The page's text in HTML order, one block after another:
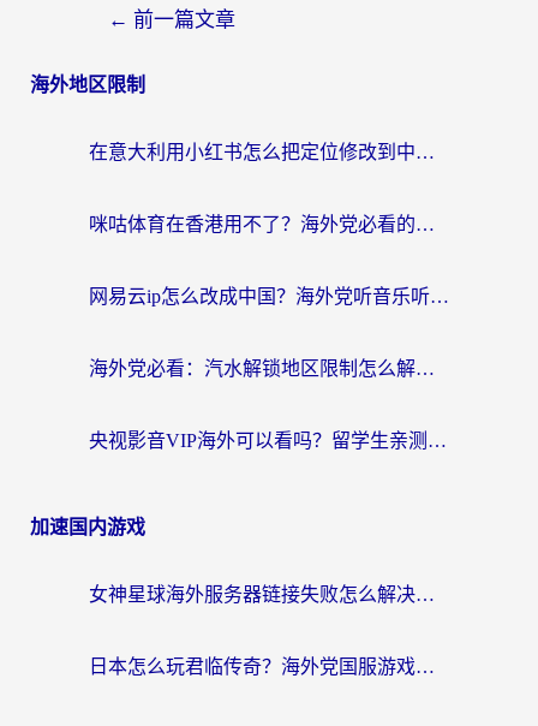
← 前一篇文章
海外地区限制
在意大利用小红书怎么把定位修改到中国国内？3个实用技巧+1个靠谱工具帮你搞定
咪咕体育在香港用不了？海外党必看的回国加速器选择指南（附3个真实场景解决方案）
网易云ip怎么改成中国？海外党听音乐听书的无痛解决方案
海外党必看：汽水解锁地区限制怎么解除？3招解决国内影音&生活服务难题
央视影音VIP海外可以看吗？留学生亲测有效的回国加速器选择指南
加速国内游戏
女神星球海外服务器链接失败怎么解决？海外党国服游戏加速避坑指南
日本怎么玩君临传奇？海外党国服游戏加速避坑指南（附菲律宾欧洲玩家实测）